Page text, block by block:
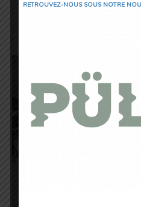
RETROUVEZ-NOUS SOUS NOTRE